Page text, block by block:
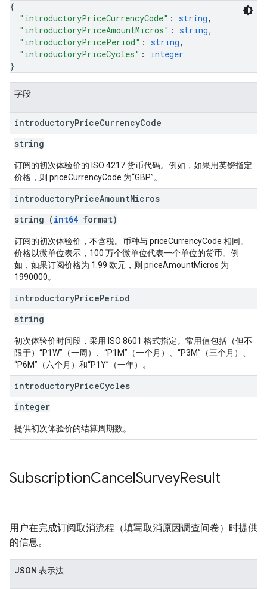
{
"introductoryPriceCurrencyCode" : string,
"introductoryPriceAmountMicros" : string,
"introductoryPricePeriod" : string,
"introductoryPriceCycles" : integer
}
字段
introductoryPriceCurrencyCode
string
订阅的初次体验价的 ISO 4217 货币代码。例如，如果用英镑指定
价格，则 priceCurrencyCode 为“GBP”。
introductoryPriceAmountMicros
string (int64 format)
订阅的初次体验价，不含税。币种与 priceCurrencyCode 相同。
价格以微单位表示，100 万个微单位代表一个单位的货币。例
如，如果订阅价格为 1.99 欧元，则 priceAmountMicros 为
1990000。
introductoryPricePeriod
string
初次体验价时间段，采用 ISO 8601 格式指定。常用值包括（但不
限于）“P1W”（一周）、“P1M”（一个月）、“P3M”（三个月）、
“P6M”（六个月）和“P1Y”（一年）。
introductoryPriceCycles
integer
提供初次体验价的结算周期数。
SubscriptionCancelSurveyResult
用户在完成订阅取消流程（填写取消原因调查问卷）时提供
的信息。
JSON 表示法